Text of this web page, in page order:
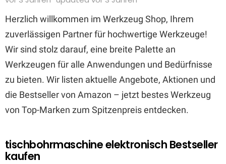
Herzlich willkommen im Werkzeug Shop, Ihrem
zuverlässigen Partner für hochwertige Werkzeuge!
Wir sind stolz darauf, eine breite Palette an
Werkzeugen für alle Anwendungen und Bedürfnisse
zu bieten. Wir listen aktuelle Angebote, Aktionen und
die Bestseller von Amazon – jetzt bestes Werkzeug
von Top-Marken zum Spitzenpreis entdecken.
tischbohrmaschine elektronisch Bestseller
kaufen